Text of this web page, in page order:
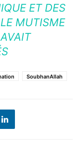
ET DES
MUTISME
SoubhanAllah